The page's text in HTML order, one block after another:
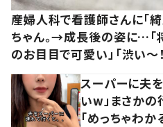
産婦人科で看護師さんに「
ちゃん。→成長後の姿に…「
のお目目で可愛い」「渋い～！
スーパーに夫
いw」まさかの
「めっちゃわか